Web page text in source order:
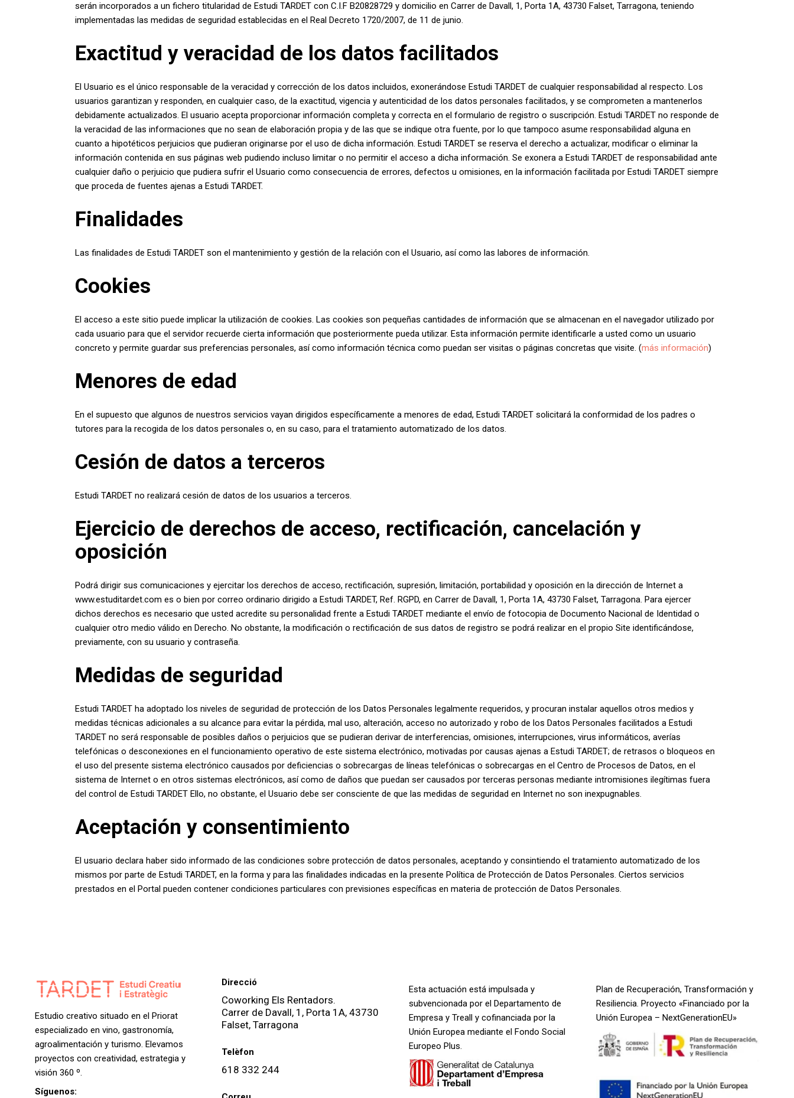
serán incorporados a un fichero titularidad de Estudi TARDET con C.I.F B20828729 y domicilio en Carrer de Davall, 1, Porta 1A, 43730 Falset, Tarragona, teniendo
implementadas las medidas de seguridad establecidas en el Real Decreto 1720/2007, de 11 de junio.
Exactitud y veracidad de los datos facilitados
El Usuario es el único responsable de la veracidad y corrección de los datos incluidos, exonerándose Estudi TARDET de cualquier responsabilidad al respecto. Los
usuarios garantizan y responden, en cualquier caso, de la exactitud, vigencia y autenticidad de los datos personales facilitados, y se comprometen a mantenerlos
debidamente actualizados. El usuario acepta proporcionar información completa y correcta en el formulario de registro o suscripción. Estudi TARDET no responde de
la veracidad de las informaciones que no sean de elaboración propia y de las que se indique otra fuente, por lo que tampoco asume responsabilidad alguna en
cuanto a hipotéticos perjuicios que pudieran originarse por el uso de dicha información. Estudi TARDET se reserva el derecho a actualizar, modificar o eliminar la
información contenida en sus páginas web pudiendo incluso limitar o no permitir el acceso a dicha información. Se exonera a Estudi TARDET de responsabilidad ante
cualquier daño o perjuicio que pudiera sufrir el Usuario como consecuencia de errores, defectos u omisiones, en la información facilitada por Estudi TARDET siempre
que proceda de fuentes ajenas a Estudi TARDET.
Finalidades
Las finalidades de Estudi TARDET son el mantenimiento y gestión de la relación con el Usuario, así como las labores de información.
Cookies
El acceso a este sitio puede implicar la utilización de cookies. Las cookies son pequeñas cantidades de información que se almacenan en el navegador utilizado por
cada usuario para que el servidor recuerde cierta información que posteriormente pueda utilizar. Esta información permite identificarle a usted como un usuario
concreto y permite guardar sus preferencias personales, así como información técnica como puedan ser visitas o páginas concretas que visite. (más información)
Menores de edad
En el supuesto que algunos de nuestros servicios vayan dirigidos específicamente a menores de edad, Estudi TARDET solicitará la conformidad de los padres o
tutores para la recogida de los datos personales o, en su caso, para el tratamiento automatizado de los datos.
Cesión de datos a terceros
Estudi TARDET no realizará cesión de datos de los usuarios a terceros.
Ejercicio de derechos de acceso, rectificación, cancelación y
oposición
Podrá dirigir sus comunicaciones y ejercitar los derechos de acceso, rectificación, supresión, limitación, portabilidad y oposición en la dirección de Internet a
www.estuditardet.com es o bien por correo ordinario dirigido a Estudi TARDET, Ref. RGPD, en Carrer de Davall, 1, Porta 1A, 43730 Falset, Tarragona. Para ejercer
dichos derechos es necesario que usted acredite su personalidad frente a Estudi TARDET mediante el envío de fotocopia de Documento Nacional de Identidad o
cualquier otro medio válido en Derecho. No obstante, la modificación o rectificación de sus datos de registro se podrá realizar en el propio Site identificándose,
previamente, con su usuario y contraseña.
Medidas de seguridad
Estudi TARDET ha adoptado los niveles de seguridad de protección de los Datos Personales legalmente requeridos, y procuran instalar aquellos otros medios y
medidas técnicas adicionales a su alcance para evitar la pérdida, mal uso, alteración, acceso no autorizado y robo de los Datos Personales facilitados a Estudi
TARDET no será responsable de posibles daños o perjuicios que se pudieran derivar de interferencias, omisiones, interrupciones, virus informáticos, averías
telefónicas o desconexiones en el funcionamiento operativo de este sistema electrónico, motivadas por causas ajenas a Estudi TARDET; de retrasos o bloqueos en
el uso del presente sistema electrónico causados por deficiencias o sobrecargas de líneas telefónicas o sobrecargas en el Centro de Procesos de Datos, en el
sistema de Internet o en otros sistemas electrónicos, así como de daños que puedan ser causados por terceras personas mediante intromisiones ilegítimas fuera
del control de Estudi TARDET Ello, no obstante, el Usuario debe ser consciente de que las medidas de seguridad en Internet no son inexpugnables.
Aceptación y consentimiento
El usuario declara haber sido informado de las condiciones sobre protección de datos personales, aceptando y consintiendo el tratamiento automatizado de los
mismos por parte de Estudi TARDET, en la forma y para las finalidades indicadas en la presente Política de Protección de Datos Personales. Ciertos servicios
prestados en el Portal pueden contener condiciones particulares con previsiones específicas en materia de protección de Datos Personales.
Estudio creativo situado en el Priorat
especializado en vino, gastronomía,
agroalimentación y turismo. Elevamos
proyectos con creatividad, estrategia y
visión 360 º.
Síguenos:
Direcció
Coworking Els Rentadors.
Carrer de Davall, 1, Porta 1A, 43730
Falset, Tarragona
Telèfon
618 332 244
Esta actuación está impulsada y
subvencionada por el Departamento de
Empresa y Treall y cofinanciada por la
Unión Europea mediante el Fondo Social
Europeo Plus.
Plan de Recuperación, Transformación y
Resiliencia. Proyecto «Financiado por la
Unión Europea – NextGenerationEU»